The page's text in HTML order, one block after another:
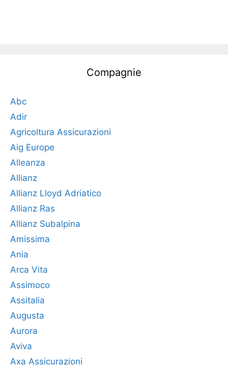
Compagnie
Abc
Adir
Agricoltura Assicurazioni
Aig Europe
Alleanza
Allianz
Allianz Lloyd Adriatico
Allianz Ras
Allianz Subalpina
Amissima
Ania
Arca Vita
Assimoco
Assitalia
Augusta
Aurora
Aviva
Axa Assicurazioni